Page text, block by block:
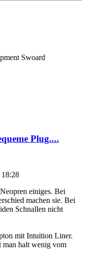
Swoard
Plug....
18:28
einiges. Bei
machen sie. Bei
Schnallen nicht
mit Intuition Liner.
man halt wenig vom